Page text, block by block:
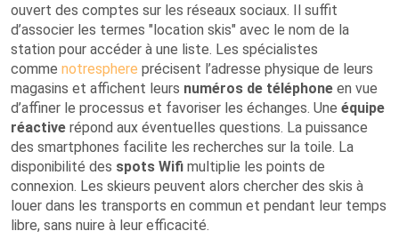
ouvert des comptes sur les réseaux sociaux. Il suffit
d’associer les termes "location skis" avec le nom de la
station pour accéder à une liste. Les spécialistes
comme notresphere précisent l’adresse physique de leurs
magasins et affichent leurs numéros de téléphone en vue
d’affiner le processus et favoriser les échanges. Une équipe
réactive répond aux éventuelles questions. La puissance
des smartphones facilite les recherches sur la toile. La
disponibilité des spots Wifi multiplie les points de
connexion. Les skieurs peuvent alors chercher des skis à
louer dans les transports en commun et pendant leur temps
libre, sans nuire à leur efficacité.